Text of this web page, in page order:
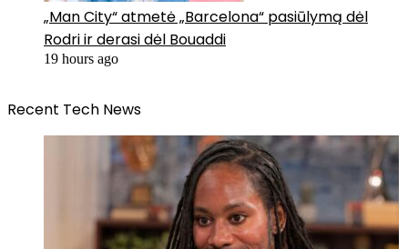
„Man City“ atmetė „Barcelona“ pasiūlymą dėl
Rodri ir derasi dėl Bouaddi
19 hours ago
Recent Tech News